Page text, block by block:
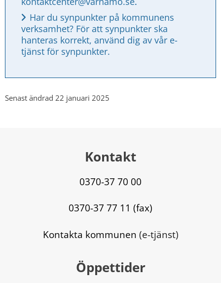
Har du synpunkter på kommunens
verksamhet? För att synpunkter ska
hanteras korrekt, använd dig av vår e-
tjänst för synpunkter.
Senast ändrad 22 januari 2025
Kontakt
0370-37 70 00
0370-37 77 11 (fax)
Kontakta kommunen (e-tjänst)
Öppettider